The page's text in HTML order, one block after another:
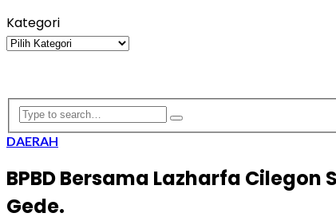
Kategori
Kategori
DAERAH
BPBD Bersama Lazharfa
Gede.